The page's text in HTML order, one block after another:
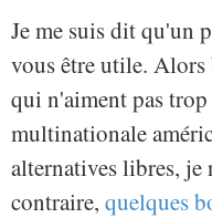
Je me suis dit qu'un
vous être utile. Alors
qui n'aiment pas
multinationale
alternatives libres, je
contraire, quelques